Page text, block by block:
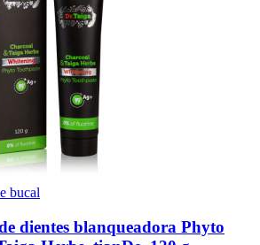
bucal
dientes blanqueadora Phyto